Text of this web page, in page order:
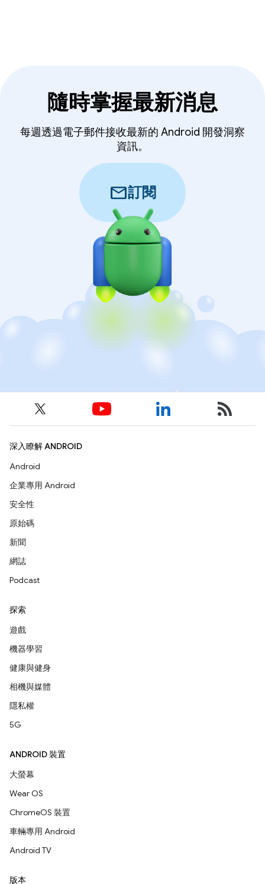
隨時掌握最新消息
每週透過電子郵件接收最新的 Android 開發洞察
資訊。
mail訂閱
深入瞭解 ANDROID
Android
企業專用 Android
安全性
原始碼
新聞
網誌
Podcast
探索
遊戲
機器學習
健康與健身
相機與媒體
隱私權
5G
ANDROID 裝置
大螢幕
Wear OS
ChromeOS 裝置
車輛專用 Android
Android TV
版本